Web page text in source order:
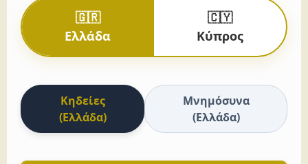
🇬🇷
Ελλάδα
🇨🇾
Κύπρος
Κηδείες
(Ελλάδα)
Μνημόσυνα
(Ελλάδα)